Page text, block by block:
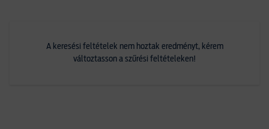
A keresési feltételek nem hoztak eredményt, kérem
változtasson a szűrési feltételeken!